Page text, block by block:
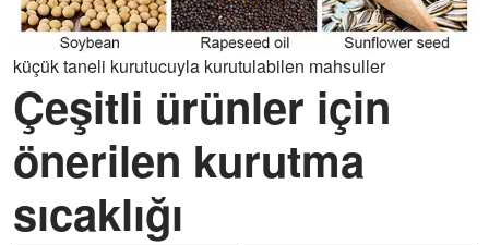
küçük taneli kurutucuyla kurutulabilen mahsuller
Çeşitli ürünler için
önerilen kurutma
sıcaklığı